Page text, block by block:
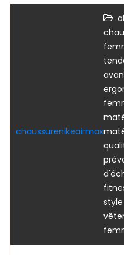
adidas
sport
chaussurenikeairmax